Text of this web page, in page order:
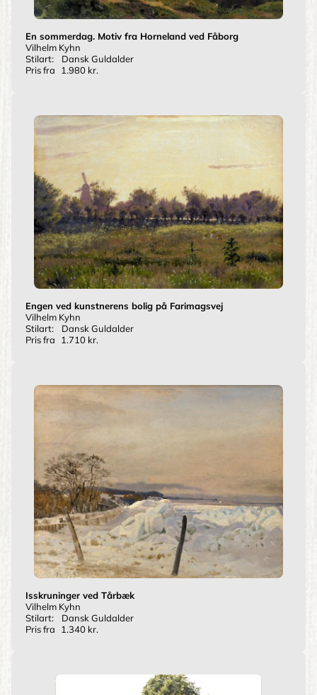
En sommerdag. Motiv fra Horneland ved Fåborg
Vilhelm Kyhn
Stilart:
Dansk Guldalder
Pris fra
1.980 kr.
Engen ved kunstnerens bolig på Farimagsvej
Vilhelm Kyhn
Stilart:
Dansk Guldalder
Pris fra
1.710 kr.
Isskruninger ved Tårbæk
Vilhelm Kyhn
Stilart:
Dansk Guldalder
Pris fra
1.340 kr.